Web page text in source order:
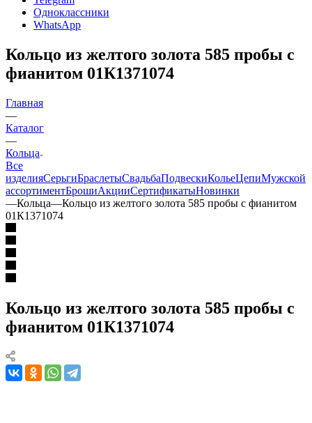
Одноклассники
WhatsApp
Кольцо из желтого золота 585 пробы c
фианитом 01К1371074
Главная
—
Каталог
—
Кольца
Все
изделияСерьгиБраслетыСвадьбаПодвескиКольеЦепиМужской
ассортиментБрошиАкцииСертификатыНовинки
—Кольца—Кольцо из желтого золота 585 пробы c фианитом
01К1371074
Кольцо из желтого золота 585 пробы c
фианитом 01К1371074